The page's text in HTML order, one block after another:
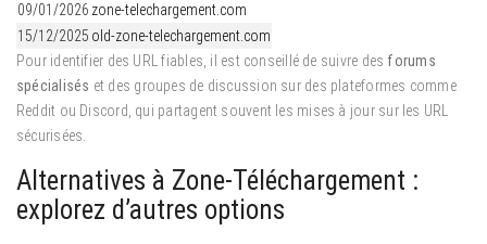
09/01/2026 zone-telechargement.com
15/12/2025 old-zone-telechargement.com
Pour identifier des URL fiables, il est conseillé de suivre des forums
spécialisés et des groupes de discussion sur des plateformes comme
Reddit ou Discord, qui partagent souvent les mises à jour sur les URL
sécurisées.
Alternatives à Zone-Téléchargement :
explorez d’autres options